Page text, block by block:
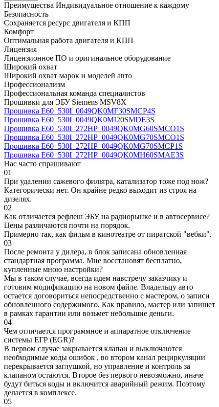
Преимущества Индивидуальное отношение к каждому
Безопасность
Сохраняется ресурс двигателя и КПП
Комфорт
Оптимальная работа двигателя и КПП
Лицензия
Лицензионное ПО и оригинальное оборудование
Широкий охват
Широкий охват марок и моделей авто
Профессионализм
Профессиональная команда специалистов
Прошивки для ЭБУ Siemens MSV8X
Прошивка E60_530I_0049QK0MF30SMCP4S
Прошивка E60_530I_0049QK0MI20SMDE3S
Прошивка E60_530I_272HP_0049QK0MG60SMCO1S
Прошивка E60_530I_272HP_0049QK0MG70SMCO1S
Прошивка E60_530I_272HP_0049QK0MG70SMCP1S
Прошивка E60_530I_272HP_0049QK0MH60SMAE3S
Нас часто спрашивают
01
При удалении сажевого фильтра, катализатор тоже под нож?
Категорически нет. Он крайне редко выходит из строя на
дизелях.
02
Как отличается рефлеш ЭБУ на радиорынке и в автосервисе?
Цены различаются почти на порядок.
Примерно так, как фильм в кинотеатре от пиратской "вебки".
03
После ремонта у дилера, в блок записана обновленная
стандартная программа. Мне восстановят бесплатно,
купленные мною настройки?
Мы в таком случае, всегда идем навстречу заказчику и
готовим модификацию на новом файле. Владельцу авто
остается договориться непосредственно с мастером, о записи
обновленного содержимого. Как правило, мастер или запишет
в рамках гарантии или возьмет небольшие деньги.
04
Чем отличается программное и аппаратное отключение
системы ЕГР (EGR)?
В первом случае закрывается клапан и выключаются
необходимые коды ошибок , во втором канал рециркуляции
перекрывается заглушкой, но управление и контроль за
клапаном остаются. Второе без первого невозможно, иначе
будут биться коды и включится аварийный режим. Поэтому
делается в комплексе.
05